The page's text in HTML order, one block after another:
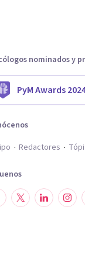
nominados y
PyM Awards
Redactores